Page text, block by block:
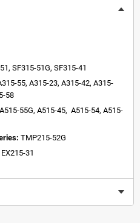
SF315-51G, SF315-41
55, A315-23, A315-42, A315-
58
A515-55G, A515-45, A515-54, A515-
TMP215-52G
EX215-31